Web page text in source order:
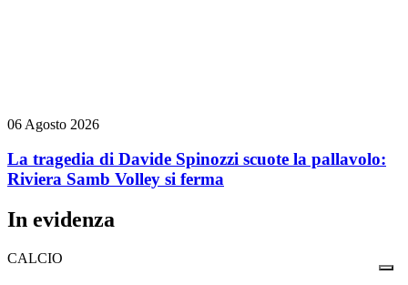
06 Agosto 2026
La tragedia di Davide Spinozzi scuote la pallavolo:
Riviera Samb Volley si ferma
In evidenza
CALCIO